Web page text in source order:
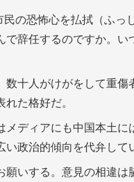
の恐怖心を払拭（ふっ
辞任するのですか。い
十人がけがをして重傷
た格好だ。
メディアにも中国本土
政治的傾向を代弁して
いする。意見の相違